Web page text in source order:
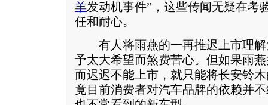
羊发动机事件”，这些传闻无疑在考
任和耐心。
有人将雨燕的一再推迟上市理解
予太大希望而煞费苦心。但如果雨
而迟迟不能上市，就只能将长安铃
竟目前消费者对汽车品牌的依赖并